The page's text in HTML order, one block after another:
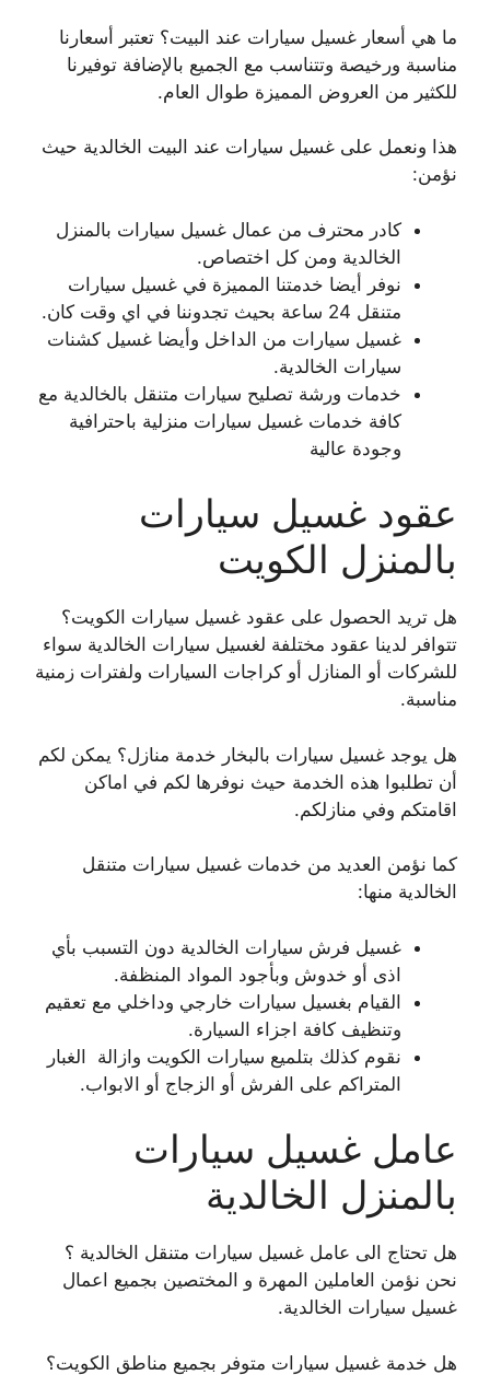
ما هي أسعار غسيل سيارات عند البيت؟ تعتبر أسعارنا
مناسبة ورخيصة وتتناسب مع الجميع بالإضافة توفيرنا
للكثير من العروض المميزة طوال العام.
هذا ونعمل على غسيل سيارات عند البيت الخالدية حيث
نؤمن:
كادر محترف من عمال غسيل سيارات بالمنزل
الخالدية ومن كل اختصاص.
نوفر أيضا خدمتنا المميزة في غسيل سيارات
متنقل 24 ساعة بحيث تجدوننا في اي وقت كان.
غسيل سيارات من الداخل وأيضا غسيل كشنات
سيارات الخالدية.
خدمات ورشة تصليح سيارات متنقل بالخالدية مع
كافة خدمات غسيل سيارات منزلية باحترافية
وجودة عالية
عقود غسيل سيارات
بالمنزل الكويت
هل تريد الحصول على عقود غسيل سيارات الكويت؟
تتوافر لدينا عقود مختلفة لغسيل سيارات الخالدية سواء
للشركات أو المنازل أو كراجات السيارات ولفترات زمنية
مناسبة.
هل يوجد غسيل سيارات بالبخار خدمة منازل؟ يمكن لكم
أن تطلبوا هذه الخدمة حيث نوفرها لكم في اماكن
اقامتكم وفي منازلكم.
كما نؤمن العديد من خدمات غسيل سيارات متنقل
الخالدية منها:
غسيل فرش سيارات الخالدية دون التسبب بأي
اذى أو خدوش وبأجود المواد المنظفة.
القيام بغسيل سيارات خارجي وداخلي مع تعقيم
وتنظيف كافة اجزاء السيارة.
نقوم كذلك بتلميع سيارات الكويت وازالة الغبار
المتراكم على الفرش أو الزجاج أو الابواب.
عامل غسيل سيارات
بالمنزل الخالدية
هل تحتاج الى عامل غسيل سيارات متنقل الخالدية ؟
نحن نؤمن العاملين المهرة و المختصين بجميع اعمال
غسيل سيارات الخالدية.
هل خدمة غسيل سيارات متوفر بجميع مناطق الكويت؟